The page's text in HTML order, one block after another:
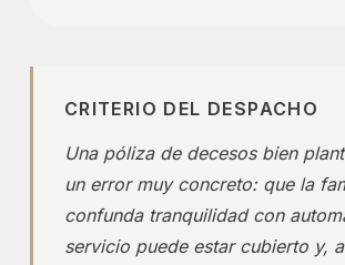
CRITERIO DEL DESPACHO
Una póliza de decesos bien
un error muy concreto: que la
confunda tranquilidad con
servicio puede estar cubierto y,